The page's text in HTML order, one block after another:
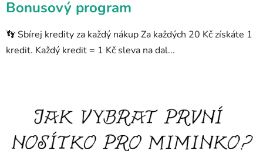
Bonusový program
👣 Sbírej kredity za každý nákup Za každých 20 Kč získáte 1
kredit. Každý kredit = 1 Kč sleva na dal...